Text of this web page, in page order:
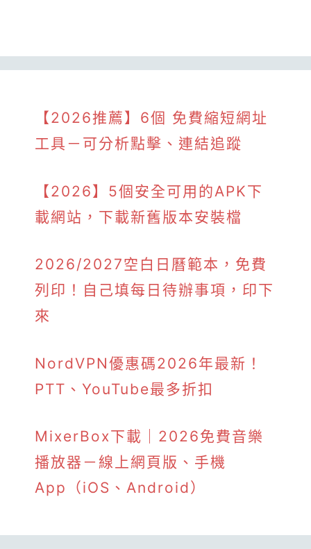
【2026推薦】6個 免費縮短網址
工具－可分析點擊、連結追蹤
【2026】5個安全可用的APK下
載網站，下載新舊版本安裝檔
2026/2027空白日曆範本，免費
列印！自己填每日待辦事項，印下
來
NordVPN優惠碼2026年最新！
PTT、YouTube最多折扣
MixerBox下載｜2026免費音樂
播放器－線上網頁版、手機
App（iOS、Android）